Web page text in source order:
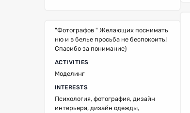
"Фотографов " Желающих поснимать
ню и в белье просьба не беспокоить!
Спасибо за понимание)
ACTIVITIES
Моделинг
INTERESTS
Психология, фотография, дизайн
интерьера, дизайн одежды,